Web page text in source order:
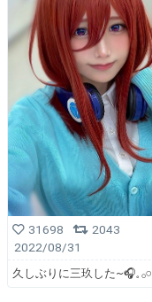
31698
2043
2022/08/31
久しぶりに三玖した~🎧𓈒 𓂂𓏸